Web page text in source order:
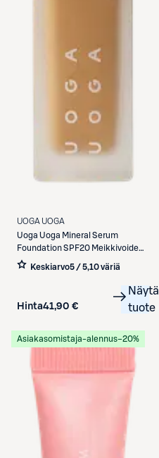
UOGA UOGA
Uoga Uoga Mineral Serum
Foundation SPF20 Meikkivoide
689 Summer Breeze 30ml
Keskiarvo5 / 5,10 väriä
Hinta41,90 €
Näytä
tuote
Asiakasomistaja-alennus−20%